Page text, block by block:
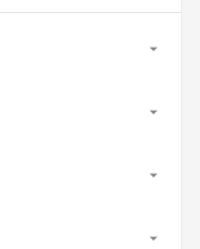



